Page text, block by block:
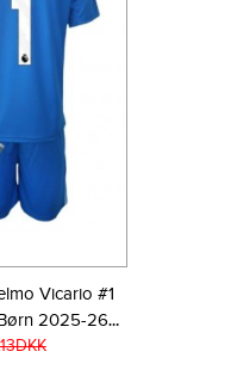
Vicario #1
2025-26